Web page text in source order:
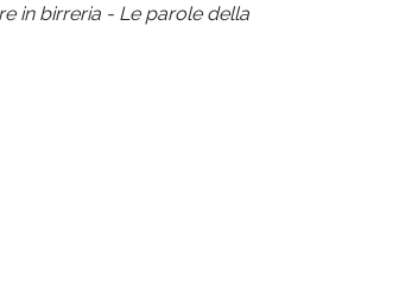
in birreria - Le parole della